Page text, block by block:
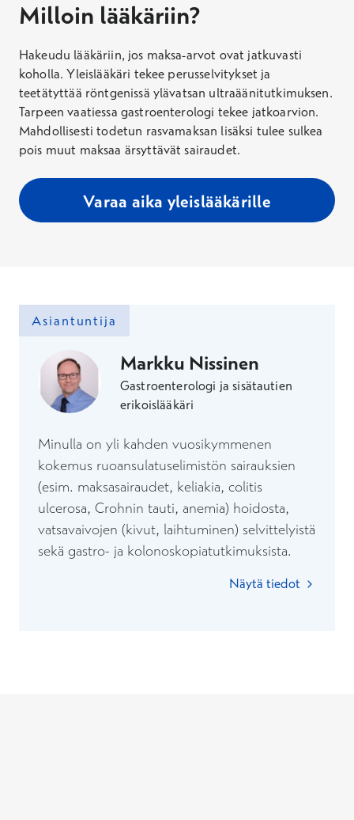
Milloin lääkäriin?
Hakeudu lääkäriin, jos maksa-arvot ovat jatkuvasti
koholla. Yleislääkäri tekee perusselvitykset ja
teetätyttää röntgenissä ylävatsan ultraäänitutkimuksen.
Tarpeen vaatiessa gastroenterologi tekee jatkoarvion.
Mahdollisesti todetun rasvamaksan lisäksi tulee sulkea
pois muut maksaa ärsyttävät sairaudet.
Varaa aika yleislääkärille
Asiantuntija
Markku Nissinen
Gastroenterologi ja sisätautien
erikoislääkäri
Minulla on yli kahden vuosikymmenen
kokemus ruoansulatuselimistön sairauksien
(esim. maksasairaudet, keliakia, colitis
ulcerosa, Crohnin tauti, anemia) hoidosta,
vatsavaivojen (kivut, laihtuminen) selvittelyistä
sekä gastro- ja kolonoskopiatutkimuksista.
Näytä tiedot